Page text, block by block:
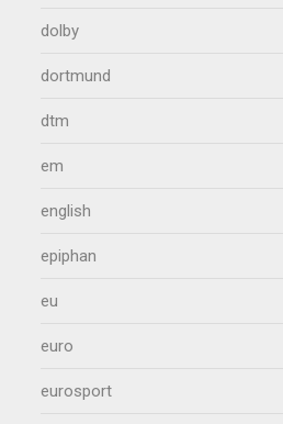
dolby
dortmund
dtm
em
english
epiphan
eu
euro
eurosport